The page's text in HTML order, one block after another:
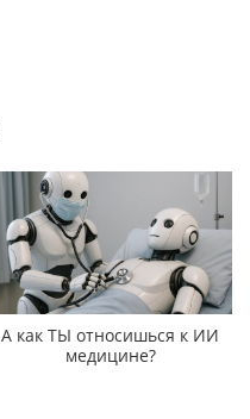
А как ТЫ относишься к ИИ
медицине?